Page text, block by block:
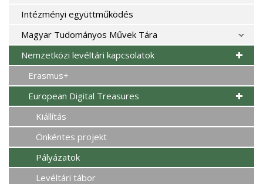
Intézményi együttműködés
Magyar Tudományos Művek Tára
Nemzetközi levéltári kapcsolatok
Erasmus+
European Digital Treasures
Kiállítás
Önkéntes projekt
Pályázatok
Levéltári tábor